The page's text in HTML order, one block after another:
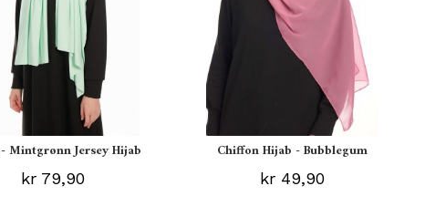
Mintgrønn Jersey Hijab
kr 79,90
Chiffon Hijab - Bubblegum
kr 49,90